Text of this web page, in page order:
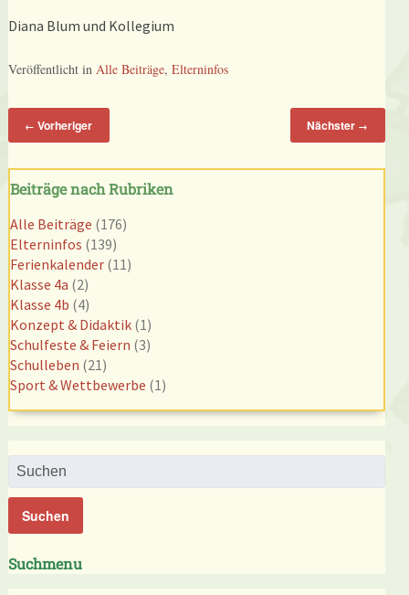
Diana Blum und Kollegium
Veröffentlicht in Alle Beiträge, Elterninfos
← Vorheriger Nächster →
Beiträge nach Rubriken
Alle Beiträge (176)
Elterninfos (139)
Ferienkalender(11)
Klasse 4a (2)
Klasse 4b (4)
Konzept & Didaktik(1)
Schulfeste & Feiern (3)
Schulleben (21)
Sport & Wettbewerbe (1)
Suchmenu